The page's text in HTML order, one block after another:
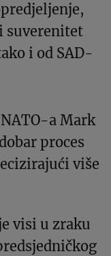
i od SAD-
a Mark
proces
više
visi u zraku